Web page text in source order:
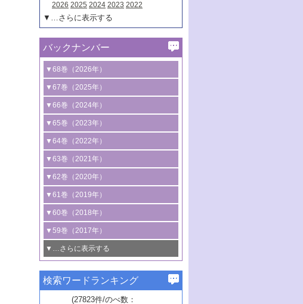
2026 2025 2024 2023 2022
▼…さらに表示する
バックナンバー
▼68巻（2026年）
1号 過酸化水素合成に関する研究動向
2号 コンピューター技術により加速する
触媒開発
3号 有機分子変換やCO 資源化のための
光触媒に関する最近の研究
B号 第137回触媒討論会（2026年）
▼67巻（2025年）
1号 CO
水素化によるグリーン燃料/グリ
ーンケミカル製造
2号 水素製造のための水分解技術に関す
る最近の研究
3号 オレフィン系樹脂の精密合成に関す
る最新技術
4号 アルコール類の効率的変換を実現す
る非貴金属触媒の研究動向
5号 ゼオライトの合成と応用における研
究動向
6号 ヘテロ接合界面
B号 第135回触媒討論会（2025年）
▼66巻（2024年）
1号 低次元ナノ構造を有する触媒材料
2号 規制反応場を活用した固体触媒研究
の新展開
3号 未踏分子変換を目指した酸化触媒プ
ロセスの最前線
4号 シンクロトロン放射光および中性子
線を利用した触媒解析技術の最先端
5号 単原子触媒
6号 参照触媒委員会からのお知らせ
B号 第133回触媒討論会（2023年）
▼65巻（2023年）
1号 炭素が関わる触媒機能
2号 プラスチックケミカルリサイクルの
ための触媒技術
3号 非酸化物系金属化合物を基盤とした
触媒材料の開発
4号 格子酸素・格子酸素欠陥を利用した
触媒反応
5号 生体触媒によるエネルギー変換反応
6号 窒素とリンの循環のための触媒・機
能性材料
▼64巻（2022年）
1号 合成ガス製造とCOを用いるケミカル
ズ合成の最新動向
2号 化学品合成のための合金触媒開発
3号 CO の排出削減および有効活用のた
めの触媒技術
4号 若手による情報発信企画～とびたて
若き触媒の研究者たち～（1）
若き触媒の研究者たち～（2）
6号 石油のノーブル・ユースを志向した
▼63巻（2021年）
1号 金触媒の新展開
2号 ペロブスカイト
3号 特殊反応場を利用した触媒的分子変
換反応
4号 多孔質材料を用いた触媒の新展開
5号 情報学的手法を用いた触媒開発
6号 カーボンニュートラルに向けた電解
技術
▼62巻（2020年）
1号 触媒設計を拓く欠陥構造のキャラク
タリゼーション
2号 機能化学品製造に資するクリーンな
触媒的酸化反応
3号 水処理のための触媒化学
4号 光触媒を用いた水分解の最新の研究
動向
5号 次世代の触媒プロセスを支えるマイ
▼61巻（2019年）
1号 物質移動制御に着目した触媒プロセ
ス開発
2号 CO2 フリー水素サプライチェーンに
関わる触媒開発動向
3号 精密高分子合成に関する最近の研究
動向
▼60巻（2018年）
1号 固体酸触媒の最新の研究動向
2号 二酸化炭素からの有用化学品合成
3号 ナノ粒子・クラスター触媒の最前線
4号 60周年記念企画
5号 進化するゼオライト合成技術
▼59巻（2017年）
1号 いたるところに，触媒
最先端技術
3号 無機分離膜材料の開発と触媒反応プ
▼…さらに表示する
1号 ユニークな構造の高分子を生み出す触
▼57巻（2015年）
検索ワードランキング
(27823件/のべ数：